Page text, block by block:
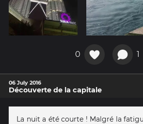
0 1
06 July 2016
Découverte de la capitale
La nuit a été courte ! Malgré la